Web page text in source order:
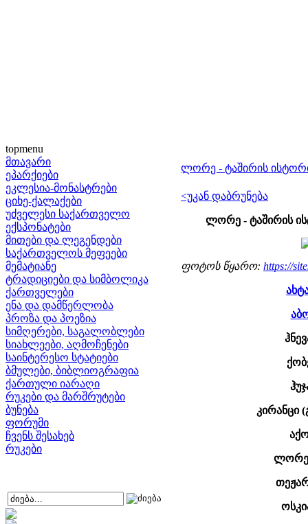
topmenu
მთავარი
ეპარქიები
ეკლესია-მონასტრები
ციხე-ქალაქები
უძველესი საქართველო
ექსპონატები
მითები და ლეგენდები
საქართველოს მეფეები
მემატიანე
ტრადიციები და სიმბოლიკა
ქართველები
ენა და დამწერლობა
პროზა და პოეზია
სიმღერები, საგალობლები
სიახლეები, აღმოჩენები
საინტერესო სტატიები
ბმულები, ბიბლიოგრაფია
ქართული იარაღი
რუკები და მარშრუტები
ბუნება
ფორუმი
ჩვენს შესახებ
რუკები
ლორე - ტაშირის
<უკან დაბრუნება
ლორე - ტაშირის
ფოტოს წყარო: https://
კირანცი